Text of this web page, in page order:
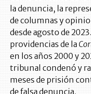
la denuncia, la
de columnas y
desde agosto de
providencias de la
en los años 2000 y
tribunal condenó y
meses de prisión
de falsa denuncia.